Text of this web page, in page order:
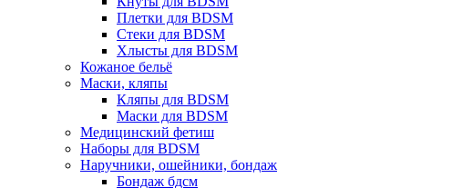
Плетки для BDSM
Стеки для BDSM
Хлысты для BDSM
Кожаное бельё
Маски, кляпы
Кляпы для BDSM
Маски для BDSM
Медицинский фетиш
Наборы для BDSM
Наручники, ошейники, бондаж
Бондаж бдсм